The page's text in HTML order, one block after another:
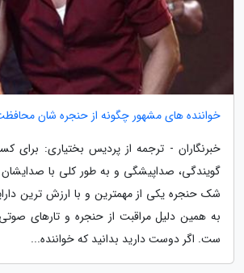
خواننده های مشهور چگونه از حنجره شان
خبرنگاران - ترجمه از پردیس بختیاری: برای
گویندگی، صداپیشگی و به طور کلی با صدایشان
شک حنجره یکی از مهمترین و با ارزش ترین
به همین دلیل مراقبت از حنجره و تارهای
ست. اگر دوست دارید بدانید که خواننده...